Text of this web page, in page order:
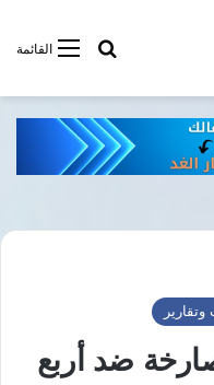
القائمةأبحت فى
ضد أربع